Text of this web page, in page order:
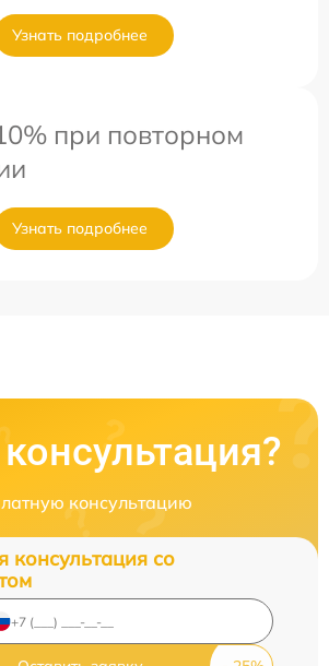
Узнать подробнее
при повторном
Узнать подробнее
консультацию
консультация со